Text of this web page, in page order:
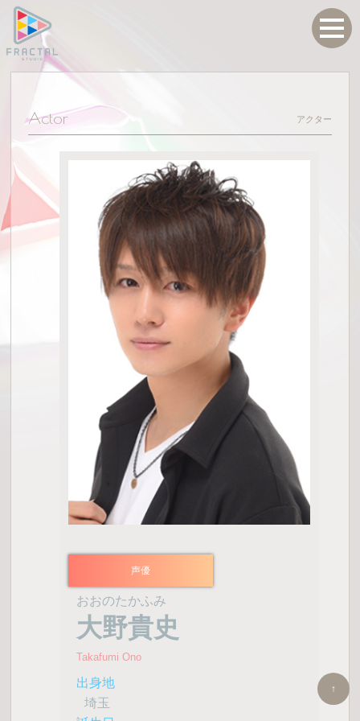
Actor アクター
声優
おおのたかふみ
大野貴史
Takafumi Ono
出身地
埼玉
↑